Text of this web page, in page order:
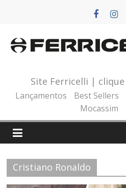
conteúdo
Site Ferricelli |
Lançamentos Best Sellers
Mocassim
Cristiano Ronaldo